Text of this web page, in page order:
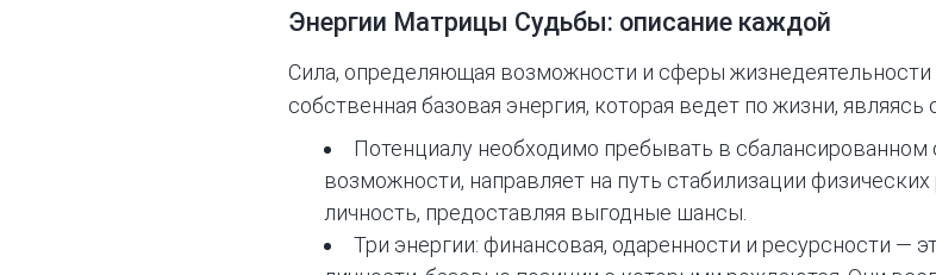
Энергии Матрицы Судьбы: описание каждой
Сила, определяющая возможности и сферы
собственная базовая энергия, которая ведет по жизни, являясь
Потенциалу необходимо пребывать в
возможности, направляет на путь стабилизации физических
личность, предоставляя выгодные шансы.
Три энергии: финансовая, одаренности и ресурсности